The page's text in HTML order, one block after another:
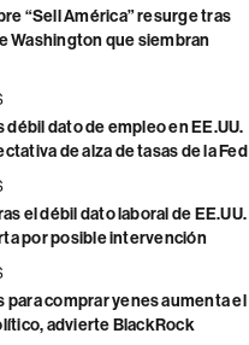
“Sell América” resurge tras
Washington que siembran
débil dato de empleo en EE.UU.
de alza de tasas de la Fed
el débil dato laboral de EE.UU.
por posible intervención
para comprar yenes aumenta el
advierte BlackRock